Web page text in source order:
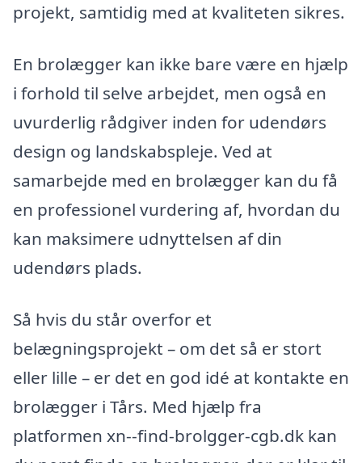
projekt, samtidig med at kvaliteten sikres.
En brolægger kan ikke bare være en hjælp
i forhold til selve arbejdet, men også en
uvurderlig rådgiver inden for udendørs
design og landskabspleje. Ved at
samarbejde med en brolægger kan du få
en professionel vurdering af, hvordan du
kan maksimere udnyttelsen af din
udendørs plads.
Så hvis du står overfor et
belægningsprojekt – om det så er stort
eller lille – er det en god idé at kontakte en
brolægger i Tårs. Med hjælp fra
platformen xn--find-brolgger-cgb.dk kan